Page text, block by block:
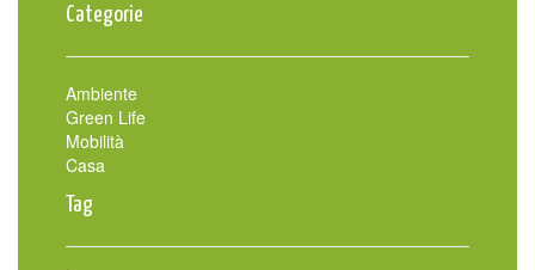
Categorie
Ambiente
Green Life
Mobilità
Casa
Tag